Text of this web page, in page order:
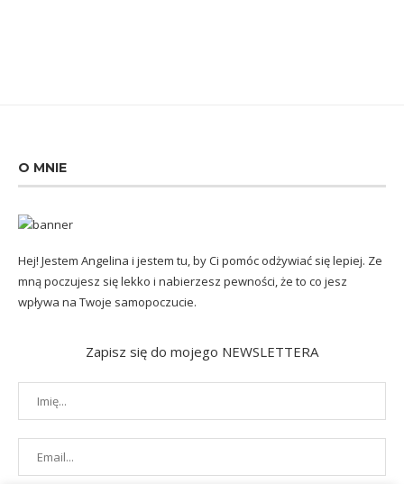
O MNIE
Hej! Jestem Angelina i jestem tu, by Ci pomóc odżywiać się lepiej. Ze
mną poczujesz się lekko i nabierzesz pewności, że to co jesz
wpływa na Twoje samopoczucie.
Zapisz się do mojego NEWSLETTERA